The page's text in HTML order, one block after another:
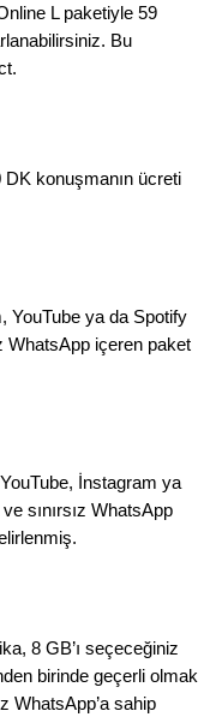
L paketiyle 59
Bu
DK konuşmanın ücreti
YouTube ya da Spotify
WhatsApp içeren paket
İnstagram ya
sınırsız WhatsApp
8 GB’ı seçeceğiniz
birinde geçerli olmak
WhatsApp’a sahip